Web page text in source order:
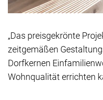
„Das preisgekrönte
zeitgemäßen
Dorfkernen
Wohnqualität errichten